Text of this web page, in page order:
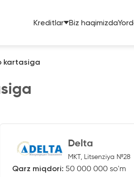
Kreditlar Biz haqimizda
kartasiga
Delta
MKT, Litsenziya №28
Qarz miqdori: 50 000 000 so'm